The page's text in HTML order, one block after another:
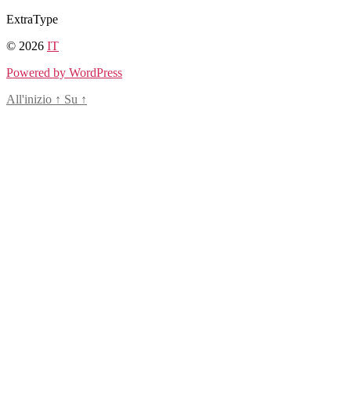
Salta
contenuto
ExtraType
© 2026 IT
Powered by WordPress
All'inizio ↑ Su ↑